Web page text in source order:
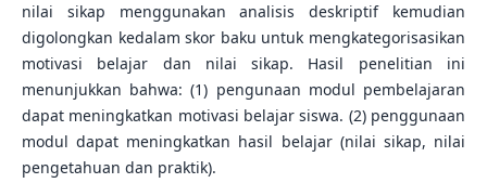
nilai sikap menggunakan analisis deskriptif kemudian
digolongkan kedalam skor baku untuk mengkategorisasikan
motivasi belajar dan nilai sikap. Hasil penelitian ini
menunjukkan bahwa: (1) pengunaan modul pembelajaran
dapat meningkatkan motivasi belajar siswa. (2) penggunaan
modul dapat meningkatkan hasil belajar (nilai sikap, nilai
pengetahuan dan praktik).